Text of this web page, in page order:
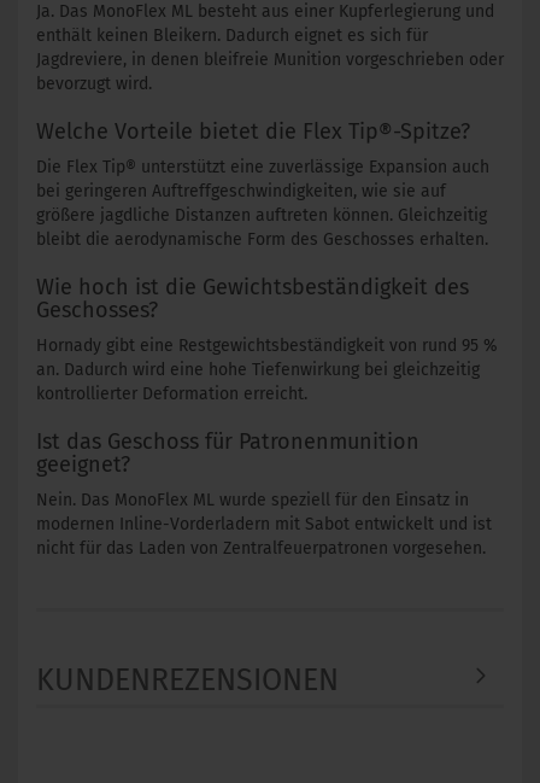
Ja. Das MonoFlex ML besteht aus einer Kupferlegierung und
enthält keinen Bleikern. Dadurch eignet es sich für
Jagdreviere, in denen bleifreie Munition vorgeschrieben oder
bevorzugt wird.
Welche Vorteile bietet die Flex Tip®-Spitze?
Die Flex Tip® unterstützt eine zuverlässige Expansion auch
bei geringeren Auftreffgeschwindigkeiten, wie sie auf
größere jagdliche Distanzen auftreten können. Gleichzeitig
bleibt die aerodynamische Form des Geschosses erhalten.
Wie hoch ist die Gewichtsbeständigkeit des
Geschosses?
Hornady gibt eine Restgewichtsbeständigkeit von rund 95 %
an. Dadurch wird eine hohe Tiefenwirkung bei gleichzeitig
kontrollierter Deformation erreicht.
Ist das Geschoss für Patronenmunition
geeignet?
Nein. Das MonoFlex ML wurde speziell für den Einsatz in
modernen Inline-Vorderladern mit Sabot entwickelt und ist
nicht für das Laden von Zentralfeuerpatronen vorgesehen.
KUNDENREZENSIONEN